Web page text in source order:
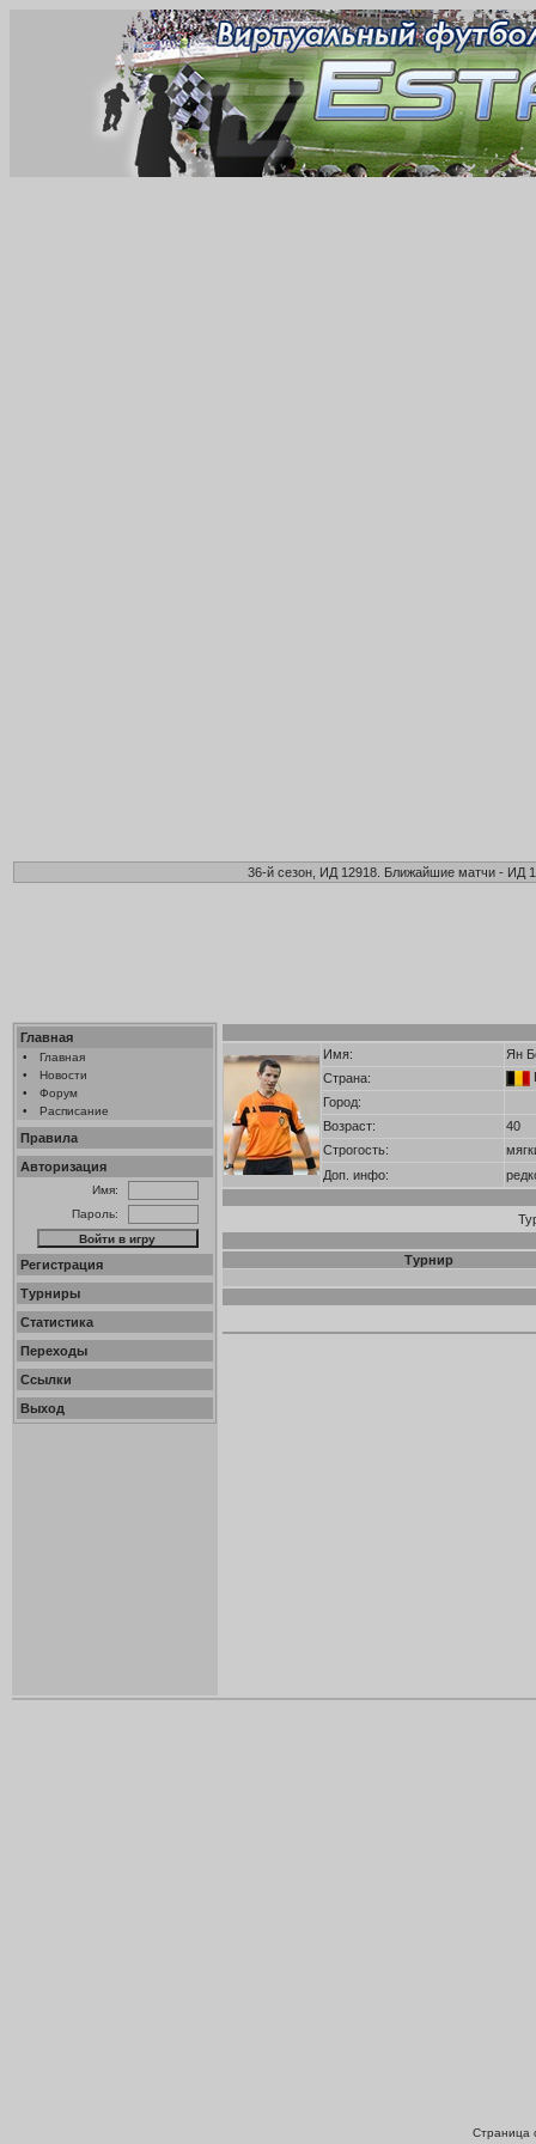
36-й сезон, ИД 12918. Ближайшие матчи - ИД
Главная
•
Главная
•
Новости
•
Форум
•
Расписание
Правила
Авторизация
Имя:
Пароль:
Регистрация
Турниры
Статистика
Переходы
Ссылки
Выход
Имя:
Ян
Страна:
Город:
Возраст:
40
Строгость:
Доп. инфо:
Турнир
Страница